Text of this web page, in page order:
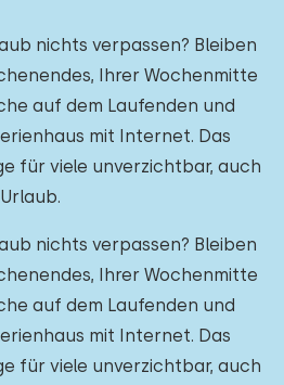
nichts verpassen? Bleiben
Ihrer Wochenmitte
auf dem Laufenden und
mit Internet. Das
für viele unverzichtbar, auch
nichts verpassen? Bleiben
Ihrer Wochenmitte
auf dem Laufenden und
mit Internet. Das
für viele unverzichtbar, auch